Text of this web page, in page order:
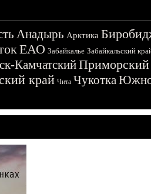
Анадырь Арктика
ЕАО Забайкалье Забайкальский
КамчатскийПриморский
край Чита Чукотка